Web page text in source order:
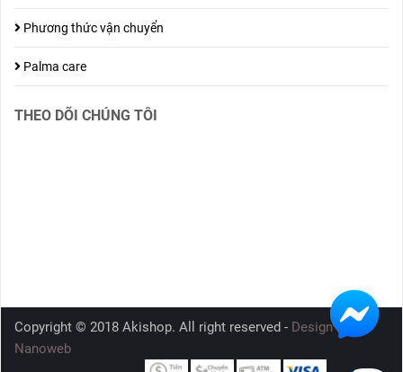
Phương thức vận chuyển
Palma care
THEO DÕI CHÚNG TÔI
Copyright © 2018 Akishop. All right reserved - Design by
Nanoweb